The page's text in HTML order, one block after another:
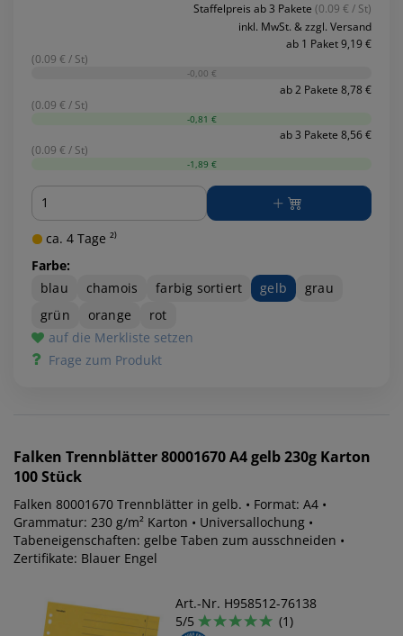
Staffelpreis ab 3 Pakete (0.09 € / St)
inkl. MwSt. & zzgl. Versand
ab 1 Paket 9,19 €
(0.09 € / St)
-0,00 €
ab 2 Pakete 8,78 €
(0.09 € / St)
-0,81 €
ab 3 Pakete 8,56 €
(0.09 € / St)
-1,89 €
Menge
ca. 4 Tage ²⁾
Farbe:
blau
chamois farbig sortiert gelb
grau
grün
orange
rot
auf die Merkliste setzen
Frage zum Produkt
Falken Trennblätter 80001670 A4 gelb 230g Karton
100 Stück
Falken 80001670 Trennblätter in gelb. • Format: A4 •
Grammatur: 230 g/m² Karton • Universallochung •
Tabeneigenschaften: gelbe Taben zum ausschneiden •
Zertifikate: Blauer Engel
Art.-Nr. H958512-76138
5/5
(1)